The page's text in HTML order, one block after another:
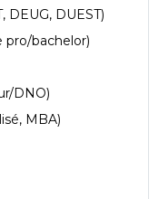
DEUG, DUEST)
pro/bachelor)
DNO)
MBA)